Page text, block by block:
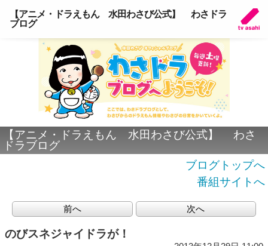
【アニメ・ドラえもん 水田わさび公式】 わさドラ
ブログ
【アニメ・ドラえもん 水田わさび公式】 わさ
ドラブログ
ブログトップへ
番組サイトへ
前へ 次へ
のびスネジャイドラが！